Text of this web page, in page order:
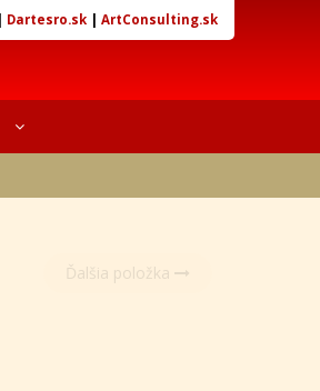
Dartesro.sk| ArtConsulting.sk
Ďalšia položka